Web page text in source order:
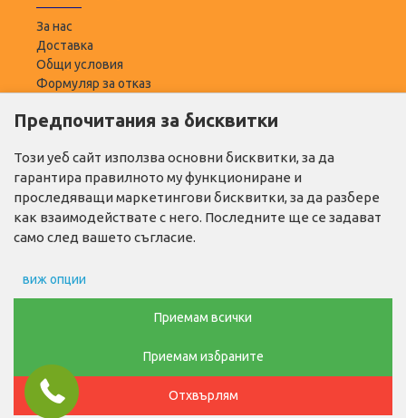
За нас
Доставка
Общи условия
Формуляр за отказ
ПОТРЕБИТЕЛ
Моят профил
ПОЛЕЗНО
Производители
Контакти
0876768686
Предпочитания за бисквитки
Този уеб сайт използва основни бисквитки, за да
гарантира правилното му функциониране и
проследяващи маркетингови бисквитки, за да разбере
как взаимодействате с него. Последните ще се задават
само след вашето съгласие.
виж опции
Препочитания за реклами
Данни за потребление
Маркетинг
Приемам всички
Приемам избраните
Отхвърлям